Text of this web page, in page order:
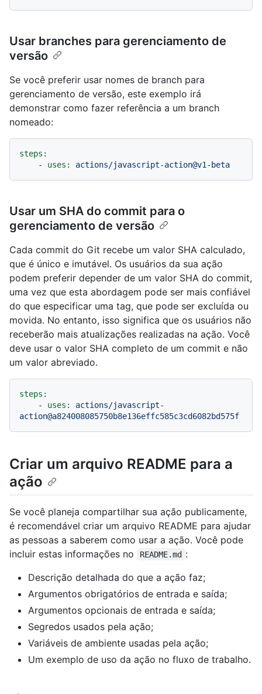
Usar branches para gerenciamento de
versão
Se você preferir usar nomes de branch para
gerenciamento de versão, este exemplo irá
demonstrar como fazer referência a um branch
nomeado:
steps:
-
uses: actions/javascript-action@v1-beta
Usar um SHA do commit para o
gerenciamento de versão
Cada commit do Git recebe um valor SHA calculado,
que é único e imutável. Os usuários da sua ação
podem preferir depender de um valor SHA do commit,
uma vez que esta abordagem pode ser mais confiável
do que especificar uma tag, que pode ser excluída ou
movida. No entanto, isso significa que os usuários não
receberão mais atualizações realizadas na ação. Você
deve usar o valor SHA completo de um commit e não
um valor abreviado.
steps:
-
uses:
actions/javascript-
action@a824008085750b8e136effc585c3cd6082bd575f
Criar um arquivo README para a
ação
Se você planeja compartilhar sua ação publicamente,
é recomendável criar um arquivo README para ajudar
as pessoas a saberem como usar a ação. Você pode
incluir estas informações no
README.md :
Descrição detalhada do que a ação faz;
Argumentos obrigatórios de entrada e saída;
Argumentos opcionais de entrada e saída;
Segredos usados pela ação;
Variáveis de ambiente usadas pela ação;
Um exemplo de uso da ação no fluxo de trabalho.